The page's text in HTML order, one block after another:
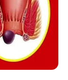
7 avqust
Fərman
—ULDUZ